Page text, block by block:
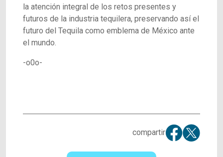
la atención integral de los retos presentes y
futuros de la industria tequilera, preservando así el
futuro del Tequila como emblema de México ante
el mundo.
-o0o-
compartir